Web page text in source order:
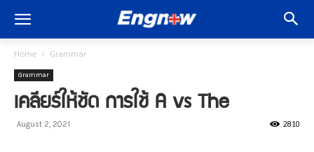
Home Grammar
Grammar
เคลียร์ให้ชัด การใช้ A vs The
August 2, 2021 2810